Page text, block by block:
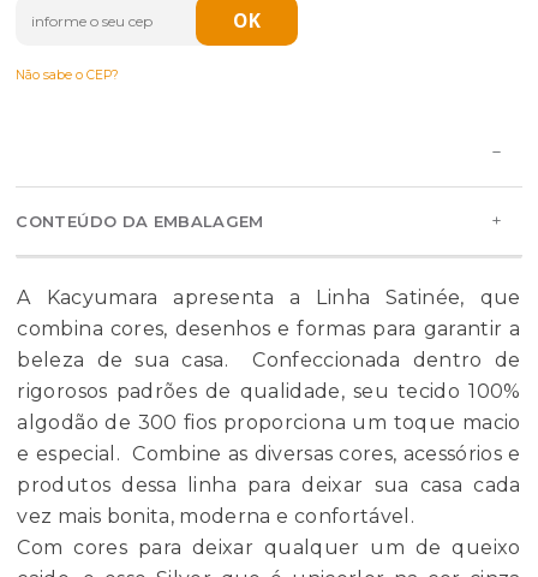
Não sabe o CEP?
CONTEÚDO DA EMBALAGEM
A Kacyumara apresenta a Linha Satinée, que
combina cores, desenhos e formas para garantir a
beleza de sua casa. Confeccionada dentro de
rigorosos padrões de qualidade, seu tecido 100%
algodão de 300 fios proporciona um toque macio
e especial. Combine as diversas cores, acessórios e
produtos dessa linha para deixar sua casa cada
vez mais bonita, moderna e confortável.
Com cores para deixar qualquer um de queixo